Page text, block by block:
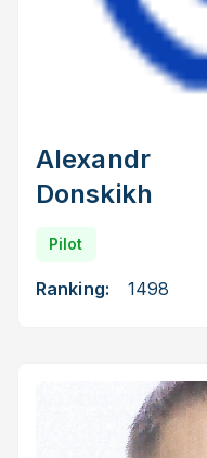
Alexandr
Donskikh
Pilot
Ranking: 1498